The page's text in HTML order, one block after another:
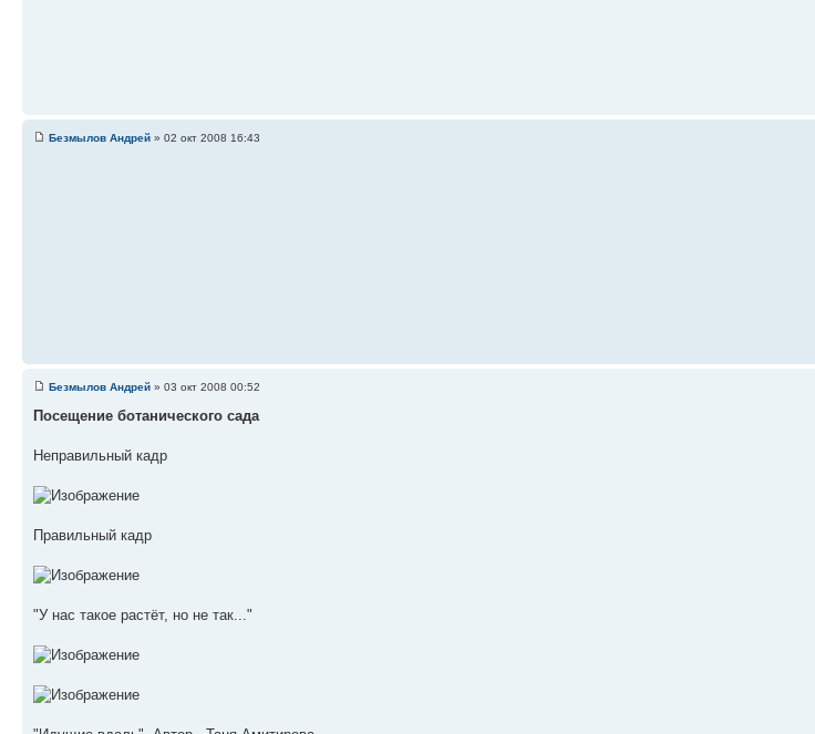
Безмылов Андрей » 02 окт 2008 16:43
Безмылов Андрей » 03 окт 2008 00:52
Посещение ботанического сада
Неправильный кадр
Правильный кадр
"У нас такое растёт, но не так..."